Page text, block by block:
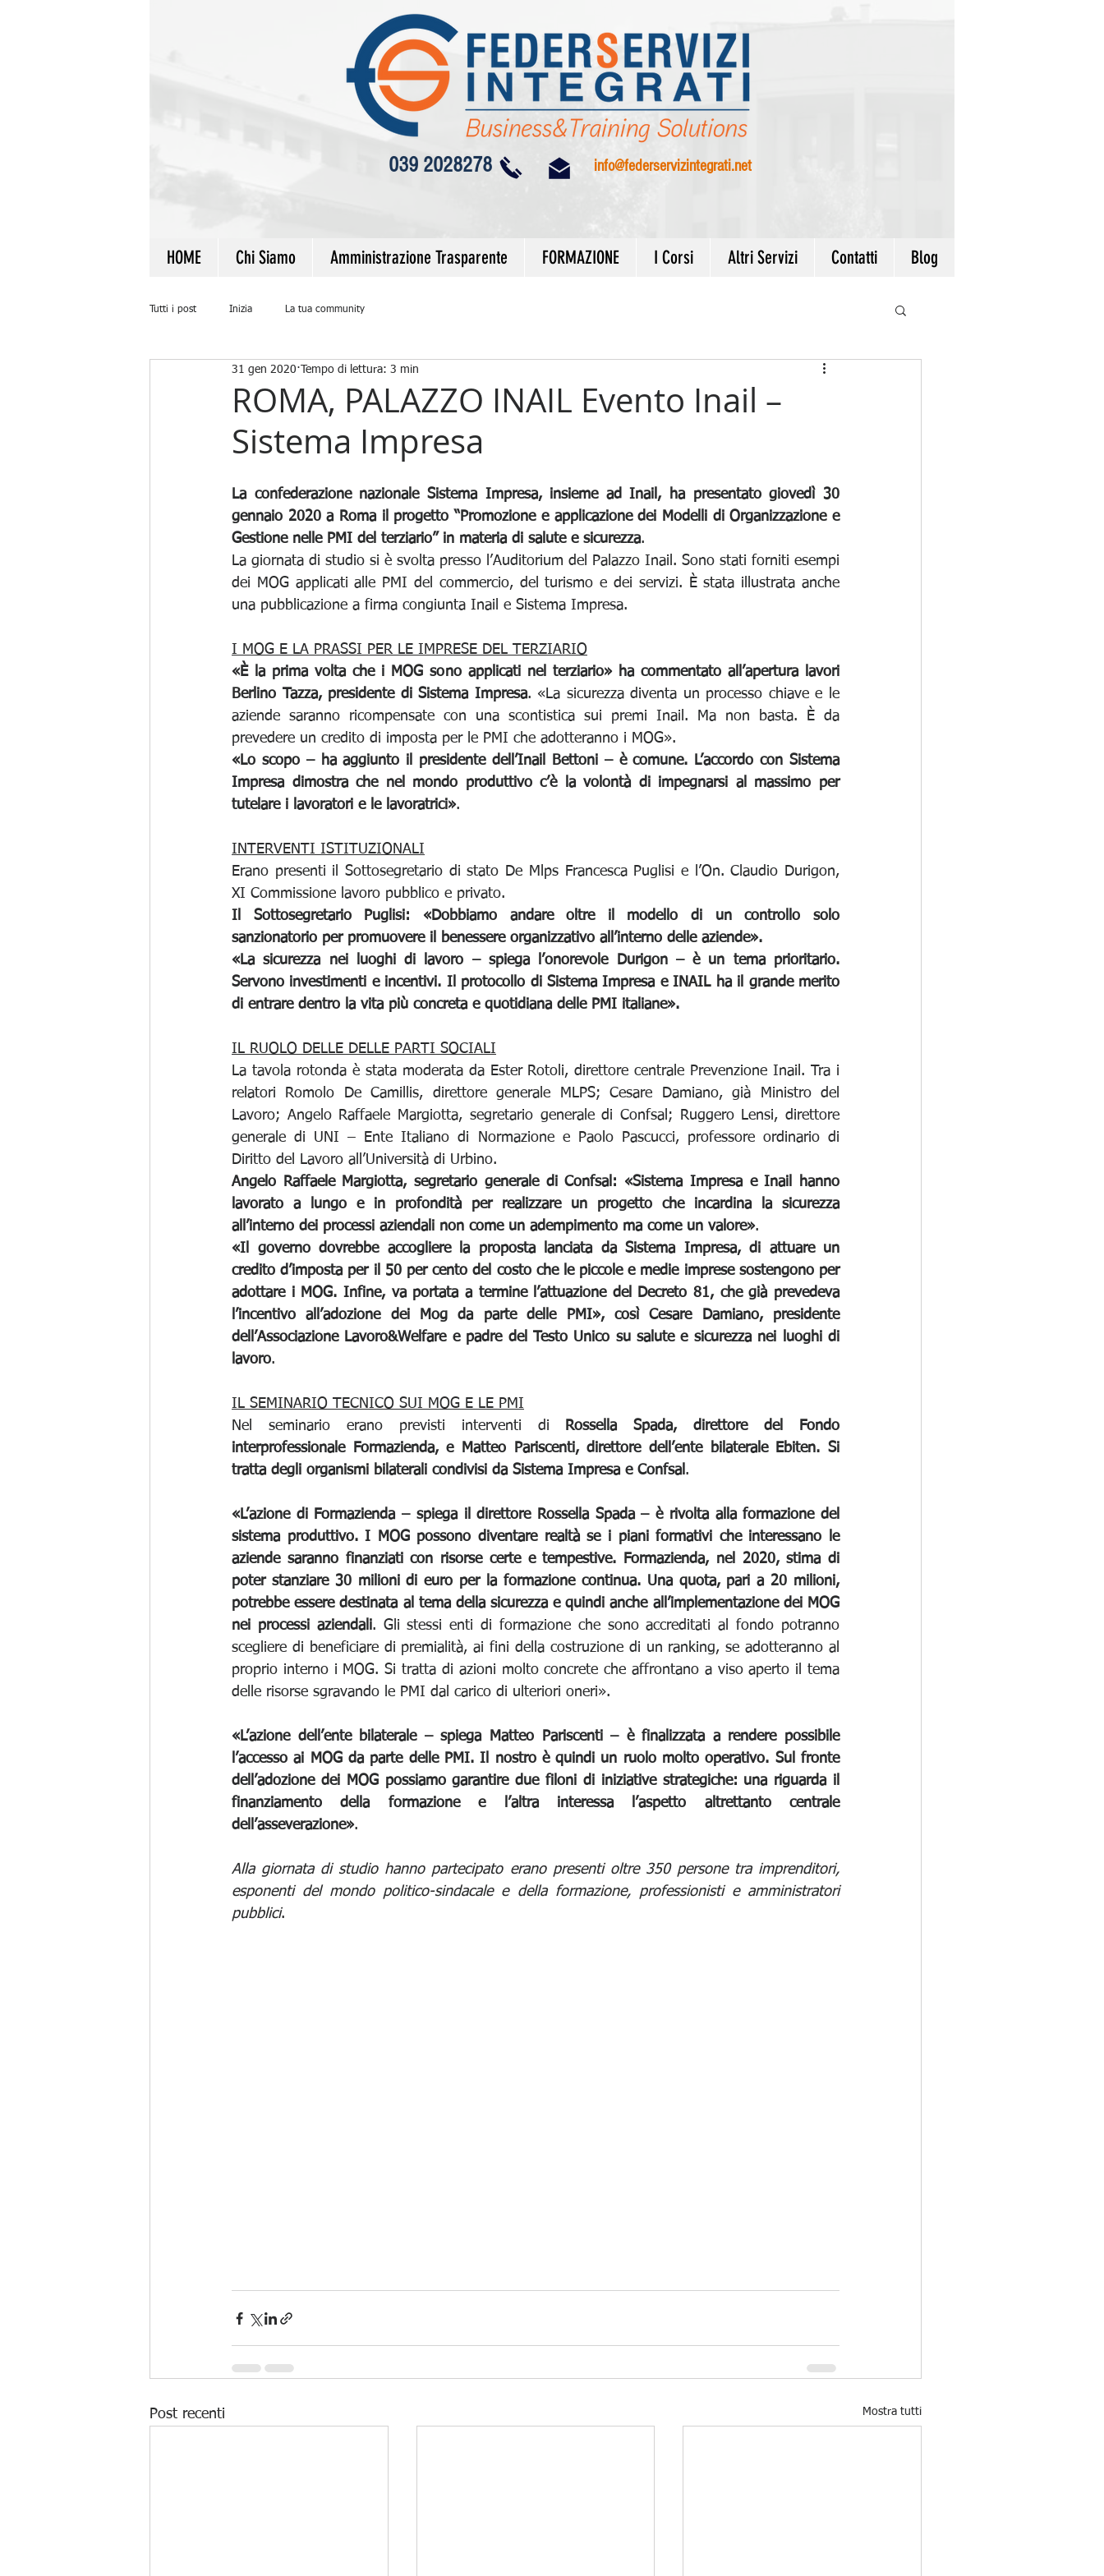
039 2028278 info@federservizintegrati.net
HOME Chi Siamo Amministrazione Trasparente FORMAZIONE I Corsi Altri Servizi Contatti Blog
Tutti i post Inizia La tua community
ROMA, PALAZZO INAIL Evento Inail –
Sistema Impresa
31 gen 2020 Tempo di lettura: 3 min
La confederazione nazionale Sistema Impresa, insieme ad Inail, ha presentato giovedì 30
gennaio 2020 a Roma il progetto “Promozione e applicazione dei Modelli di Organizzazione e
Gestione nelle PMI del terziario” in materia di salute e sicurezza.
La giornata di studio si è svolta presso l’Auditorium del Palazzo Inail. Sono stati forniti esempi
dei MOG applicati alle PMI del commercio, del turismo e dei servizi. È stata illustrata anche
una pubblicazione a firma congiunta Inail e Sistema Impresa.
I MOG E LA PRASSI PER LE IMPRESE DEL TERZIARIO
«È la prima volta che i MOG sono applicati nel terziario» ha commentato all’apertura lavori
Berlino Tazza, presidente di Sistema Impresa. «La sicurezza diventa un processo chiave e le
aziende saranno ricompensate con una scontistica sui premi Inail. Ma non basta. È da
prevedere un credito di imposta per le PMI che adotteranno i MOG».
«Lo scopo – ha aggiunto il presidente dell’Inail Bettoni – è comune. L’accordo con Sistema
Impresa dimostra che nel mondo produttivo c’è la volontà di impegnarsi al massimo per
tutelare i lavoratori e le lavoratrici».
INTERVENTI ISTITUZIONALI
Erano presenti il Sottosegretario di stato De Mlps Francesca Puglisi e l’On. Claudio Durigon,
XI Commissione lavoro pubblico e privato.
Il Sottosegretario Puglisi: «Dobbiamo andare oltre il modello di un controllo solo
sanzionatorio per promuovere il benessere organizzativo all’interno delle aziende».
«La sicurezza nei luoghi di lavoro – spiega l’onorevole Durigon – è un tema prioritario.
Servono investimenti e incentivi. Il protocollo di Sistema Impresa e INAIL ha il grande merito
di entrare dentro la vita più concreta e quotidiana delle PMI italiane».
IL RUOLO DELLE DELLE PARTI SOCIALI
La tavola rotonda è stata moderata da Ester Rotoli, direttore centrale Prevenzione Inail. Tra i
relatori Romolo De Camillis, direttore generale MLPS; Cesare Damiano, già Ministro del
Lavoro; Angelo Raffaele Margiotta, segretario generale di Confsal; Ruggero Lensi, direttore
generale di UNI – Ente Italiano di Normazione e Paolo Pascucci, professore ordinario di
Diritto del Lavoro all’Università di Urbino.
Angelo Raffaele Margiotta, segretario generale di Confsal: «Sistema Impresa e Inail hanno
lavorato a lungo e in profondità per realizzare un progetto che incardina la sicurezza
all’interno dei processi aziendali non come un adempimento ma come un valore».
«Il governo dovrebbe accogliere la proposta lanciata da Sistema Impresa, di attuare un
credito d’imposta per il 50 per cento del costo che le piccole e medie imprese sostengono per
adottare i MOG. Infine, va portata a termine l’attuazione del Decreto 81, che già prevedeva
l’incentivo all’adozione dei Mog da parte delle PMI», così Cesare Damiano, presidente
dell’Associazione Lavoro&Welfare e padre del Testo Unico su salute e sicurezza nei luoghi di
lavoro.
IL SEMINARIO TECNICO SUI MOG E LE PMI
Nel seminario erano previsti interventi di
Rossella Spada, direttore del Fondo
interprofessionale Formazienda, e Matteo Pariscenti, direttore dell’ente bilaterale Ebiten. Si
tratta degli organismi bilaterali condivisi da Sistema Impresa e Confsal .
«L’azione di Formazienda – spiega il direttore Rossella Spada – è rivolta alla formazione del
sistema produttivo. I MOG possono diventare realtà se i piani formativi che interessano le
aziende saranno finanziati con risorse certe e tempestive. Formazienda, nel 2020, stima di
poter stanziare 30 milioni di euro per la formazione continua. Una quota, pari a 20 milioni,
potrebbe essere destinata al tema della sicurezza e quindi anche all’implementazione dei MOG
nei processi aziendali. Gli stessi enti di formazione che sono accreditati al fondo potranno
scegliere di beneficiare di premialità, ai fini della costruzione di un ranking, se adotteranno al
proprio interno i MOG. Si tratta di azioni molto concrete che affrontano a viso aperto il tema
delle risorse sgravando le PMI dal carico di ulteriori oneri».
«L’azione dell’ente bilaterale – spiega Matteo Pariscenti – è finalizzata a rendere possibile
l’accesso ai MOG da parte delle PMI. Il nostro è quindi un ruolo molto operativo. Sul fronte
dell’adozione dei MOG possiamo garantire due filoni di iniziative strategiche: una riguarda il
finanziamento della formazione e l’altra interessa l’aspetto altrettanto centrale
dell’asseverazione».
Alla giornata di studio hanno partecipato erano presenti oltre 350 persone tra imprenditori,
esponenti del mondo politico-sindacale e della formazione, professionisti e amministratori
pubblici.
Post recenti Mostra tutti